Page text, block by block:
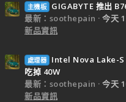
主機板
GIGABYTE 推出
最新：soothepain
今天
新品資訊
處理器
Intel Nova Lake-S
吃掉 40W
最新：soothepain
今天
新品資訊